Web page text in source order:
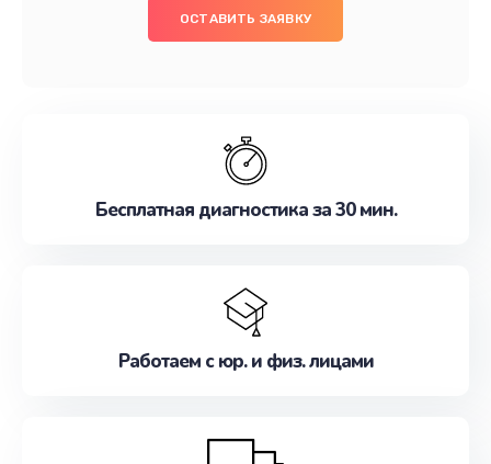
ОСТАВИТЬ ЗАЯВКУ
Бесплатная диагностика за 30 мин.
Работаем с юр. и физ. лицами